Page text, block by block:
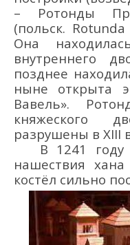
– Ротонды
(польск. Rotunda
Она находил
внутреннего
позднее
ныне открыта
Вавель».
княжеского
разрушены в XIII
В 1241 году
нашествия
костёл сильно